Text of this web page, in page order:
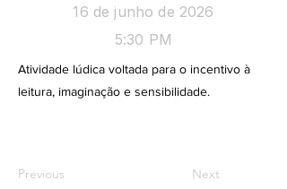
16 de junho de 2026
5:30 PM
Atividade lúdica voltada para o incentivo à
leitura, imaginação e sensibilidade.
Previous Next